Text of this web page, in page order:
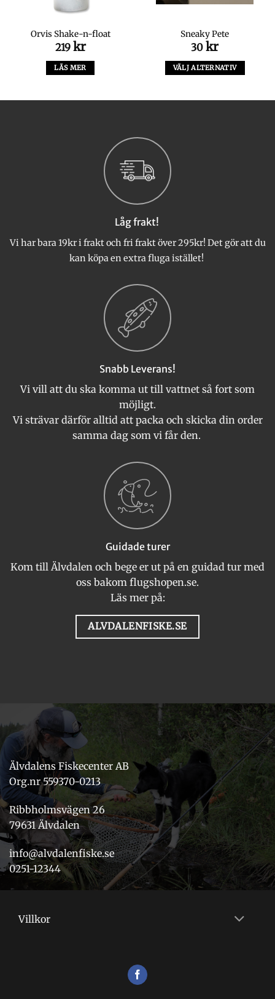
Orvis Shake-n-float
219 kr
LÄS MER
Sneaky Pete
30 kr
VÄLJ ALTERNATIV
produktsidan
Låg frakt!
Vi har bara 19kr i frakt och fri frakt över 295kr! Det gör att du
kan köpa en extra fluga istället!
Snabb Leverans!
Vi vill att du ska komma ut till vattnet så fort som
möjligt.
Vi strävar därför alltid att packa och skicka din order
samma dag som vi får den.
Guidade turer
Kom till Älvdalen och bege er ut på en guidad tur med
oss bakom flugshopen.se.
Läs mer på:
ALVDALENFISKE.SE
Älvdalens Fiskecenter AB
Org.nr 559370-0213
Ribbholmsvägen 26
79631 Älvdalen
info@alvdalenfiske.se
0251-12344
Villkor